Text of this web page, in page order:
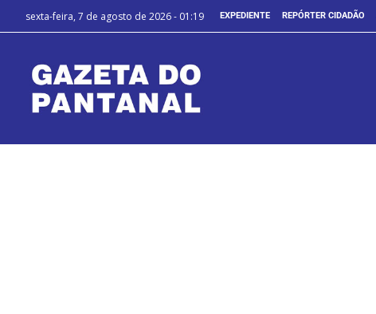
sexta-feira, 7 de agosto de 2026 - 01:19 EXPEDIENTE REPÓRTER CIDADÃO